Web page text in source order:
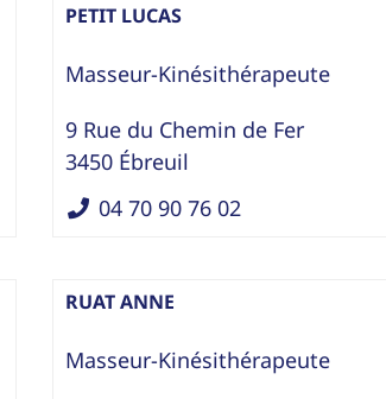
PETIT LUCAS
Masseur-Kinésithérapeute
9 Rue du Chemin de Fer
3450 Ébreuil
04 70 90 76 02
RUAT ANNE
Masseur-Kinésithérapeute